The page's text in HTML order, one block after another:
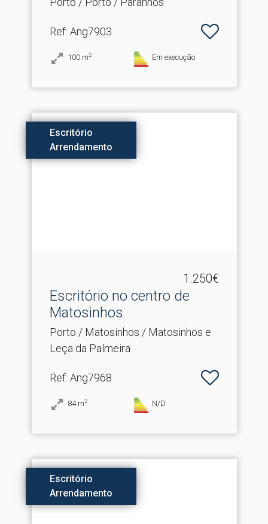
Ref: Ang7903
100 m2 Em execução
Escritório
Arrendamento
1.250€
Escritório no centro de
Matosinhos
Porto / Matosinhos / Matosinhos e
Leça da Palmeira
Ref: Ang7968
84 m2 N/D
Escritório
Arrendamento